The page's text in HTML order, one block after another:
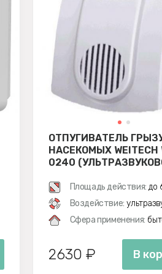
ОТПУГИВАТЕЛЬ
НАСЕКОМЫХ WEITECH
0240
Площадь действия: до
Воздействие:
Сфера применения:
2630 ₽ В